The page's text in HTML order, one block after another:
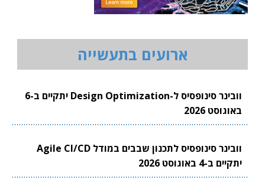
ארועים בתעשייה
וובינר סינופסיס ל-Design Optimization יתקיים ב-6
באוגוסט 2026
וובינר סינופסיס לתכנון שבבים במודל Agile CI/CD
יתקיים ב-4 באוגוסט 2026